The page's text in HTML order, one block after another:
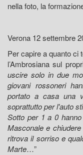
nella foto, la
Verona 12 settembre
Per capire a quanto
l’Ambrosiana sul
uscire solo in due
giovani rossoneri
portato a casa una
soprattutto per l'auto
Sotto per 1 a 0
Masconale e
ritrova il sorriso e
Marte…”